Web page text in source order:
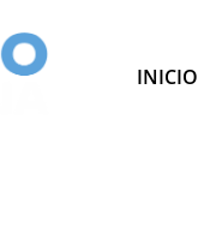
INICIO